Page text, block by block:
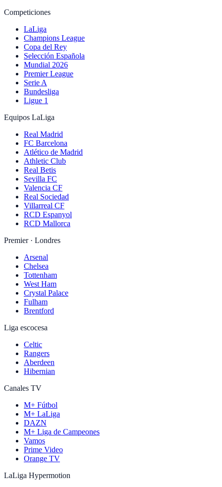
Competiciones
LaLiga
Champions League
Copa del Rey
Selección Española
Mundial 2026
Premier League
Serie A
Bundesliga
Ligue 1
Equipos LaLiga
Real Madrid
FC Barcelona
Atlético de Madrid
Athletic Club
Real Betis
Sevilla FC
Valencia CF
Real Sociedad
Villarreal CF
RCD Espanyol
RCD Mallorca
Premier · Londres
Arsenal
Chelsea
Tottenham
West Ham
Crystal Palace
Fulham
Brentford
Liga escocesa
Celtic
Rangers
Aberdeen
Hibernian
Canales TV
M+ Fútbol
M+ LaLiga
DAZN
M+ Liga de Campeones
Vamos
Prime Video
Orange TV
LaLiga Hypermotion